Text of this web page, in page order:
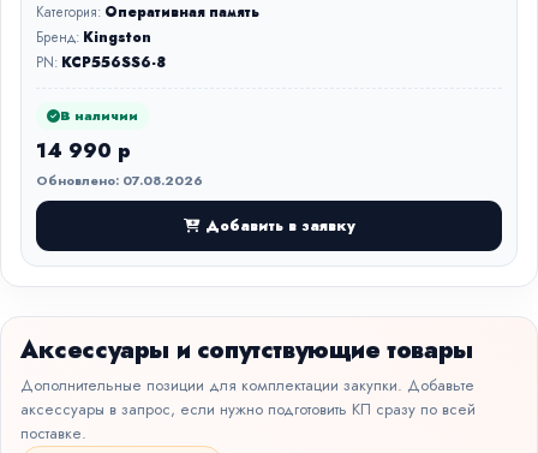
Категория: Оперативная память
Бренд: Kingston
PN: KCP556SS6-8
В наличии
14 990 р
Обновлено: 07.08.2026
Добавить в заявку
Аксессуары и сопутствующие товары
Дополнительные позиции для комплектации закупки. Добавьте
аксессуары в запрос, если нужно подготовить КП сразу по всей
поставке.